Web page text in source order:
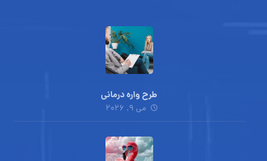
طرح واره درمانی
می ۹, ۲۰۲۶